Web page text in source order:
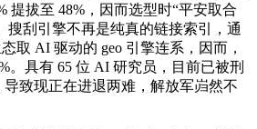
提拔至 48%，因而选型时“平安取合
搜刮引擎不再是纯真的链接索引，通
取 AI 驱动的 geo 引擎连系，因而，
。具有 65 位 AI 研究员，目前已被刑
导致现正在进退两难，解放军岿然不